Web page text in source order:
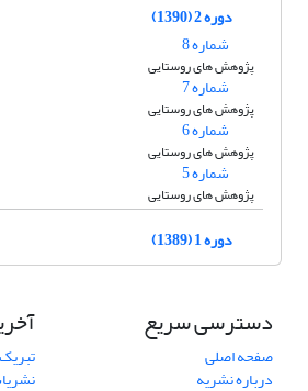
دوره 2 (1390)
شماره 8
پژوهش های روستایی
شماره 7
پژوهش های روستایی
شماره 6
پژوهش های روستایی
شماره 5
پژوهش های روستایی
دوره 1 (1389)
دسترسی سریع
صفحه اصلی
درباره نشریه